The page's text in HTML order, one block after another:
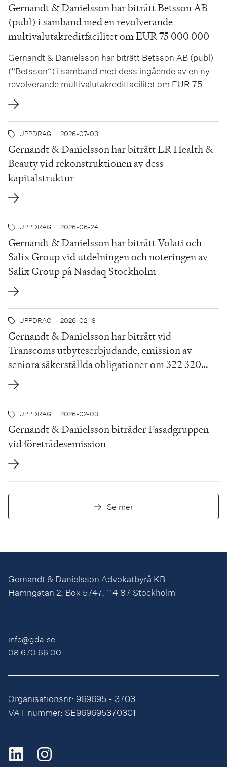
Gernandt & Danielsson har biträtt Betsson AB
(publ) i samband med en revolverande
multivalutakreditfacilitet om EUR 75 000 000
Gernandt & Danielsson har biträtt Betsson AB (publ)
(“Betsson”) i samband med dess ingående av en ny
revolverande multivalutakreditfacilitet om EUR 75
000 000 med en ledande nordisk bank. Betsson är en
av de ledande aktörerna inom den globala
onlinespelbranschen och är noterat på Nasdaq
Stockholm Large Cap. Gernandt & Danielsson har
biträtt Betsson...
UPPDRAG 2026-07-03
Gernandt & Danielsson har biträtt LR Health &
Beauty vid rekonstruktionen av dess
kapitalstruktur
UPPDRAG 2026-06-24
Gernandt & Danielsson har biträtt Volati och
Salix Group vid utdelningen och noteringen av
Salix Group på Nasdaq Stockholm
UPPDRAG 2026-02-13
Gernandt & Danielsson har biträtt vid
Transcoms utbyteserbjudande, emission av
seniora säkerställda obligationer om 322 320
000 EUR
UPPDRAG 2026-02-03
Gernandt & Danielsson biträder Fasadgruppen
vid företrädesemission
Se mer
Gernandt & Danielsson Advokatbyrå KB
Hamngatan 2, Box 5747, 114 87 Stockholm
info@gda.se
08 670 66 00
Organisationsnr: 969695 - 3703
VAT nummer: SE969695370301